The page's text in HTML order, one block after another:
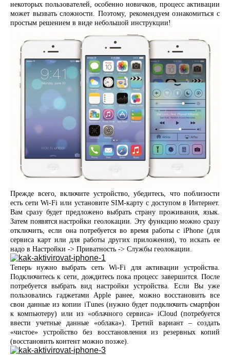
некоторых пользователей, особенно новичков, процесс активации
может вызвать сложности. Поэтому, рекомендуем ознакомиться с
простым решением в виде небольшой инструкции!
Прежде всего, включите устройство, убедитесь, что поблизости
есть сети Wi-Fi или установите SIM-карту с доступом в Интернет.
Вам сразу будет предложено выбрать страну проживания, язык.
Затем появятся настройки геолокации. Эту функцию можно сразу
отключить, если она потребуется во время работы с iPhone (для
сервиса карт или для работы других приложения), то искать ее
надо в Настройки -> Приватность -> Службы геолокации.
Теперь нужно выбрать сеть Wi-Fi для активации устройства.
Подключитесь к сети, дождитесь пока процесс завершится. После
потребуется выбрать вид настройки устройства. Если Вы уже
пользовались гаджетами Apple ранее, можно восстановить все
свои данные из копии iTunes (нужно будет подключить смартфон
к компьютеру) или из «облачного сервиса» iCloud (потребуется
ввести учетные данные «облака»). Третий вариант – создать
«чистое» устройство без восстановления из резервных копий
(восстановить контент можно позже).